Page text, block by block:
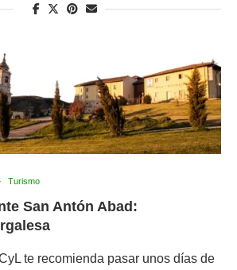
Turismo
San Antón Abad:
te recomienda pasar unos días de